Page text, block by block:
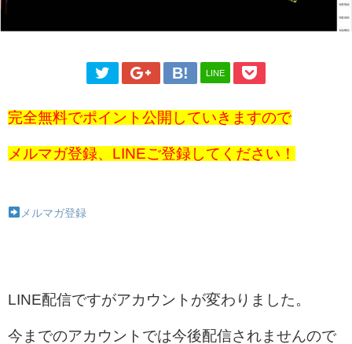
LINE
完全無料でポイント公開していきますので
メルマガ登録、LINEご登録してください！
メルマガ登録
LINE配信ですがアカウントが変わりました。
今までのアカウントでは今後配信されませんので